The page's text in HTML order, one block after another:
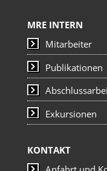
MRE INTERN
Mitarbeiter
Publikationen
Exkursionen
KONTAKT